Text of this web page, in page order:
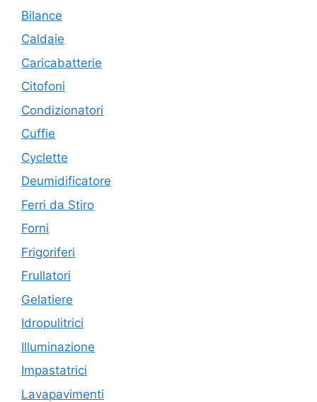
Bilance
Caldaie
Caricabatterie
Citofoni
Condizionatori
Cuffie
Cyclette
Deumidificatore
Ferri da Stiro
Forni
Frigoriferi
Frullatori
Gelatiere
Idropulitrici
Illuminazione
Impastatrici
Lavapavimenti